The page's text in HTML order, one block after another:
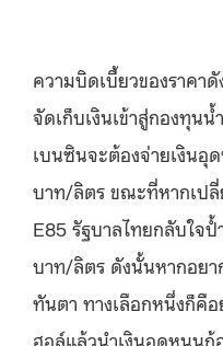
ความบิดเบี้ยวของราคา
จัดเก็บเงินเข้าสู่กองทุน
เบนซินจะต้องจ่ายเงินอุ
บาท/ลิตร ขณะที่หากเป
E85 รัฐบาลไทยกลับใจป้
บาท/ลิตร ดังนั้นหากอยา
ทันตา ทางเลือกหนึ่งก็คื
ฮอล์แล้วนำเงินอุดหนุน